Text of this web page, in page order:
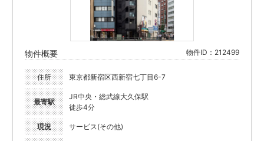
物件概要 物件ID：212499
住所 東京都新宿区西新宿七丁目6-7
最寄駅
JR中央・総武線大久保駅
徒歩4分
現況 サービス(その他)